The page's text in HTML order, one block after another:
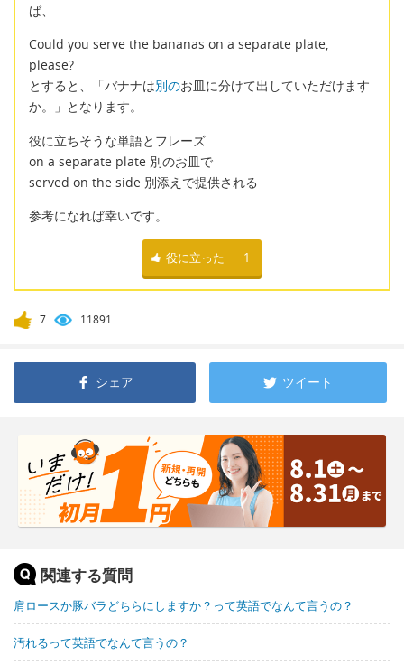
ば、
Could you serve the bananas on a separate plate,
please?
とすると、「バナナは別のお皿に分けて出していただけます
か。」となります。
役に立ちそうな単語とフレーズ
on a separate plate 別のお皿で
served on the side 別添えで提供される
参考になれば幸いです。
役に立った 1
7 11891
シェア ツイート
関連する質問
肩ロースか豚バラどちらにしますか？って英語でなんて言うの？
汚れるって英語でなんて言うの？